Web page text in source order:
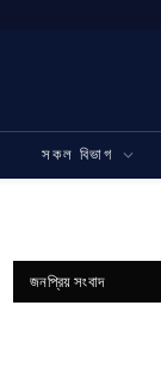
সকল বিভাগ
জনপ্রিয় সংবাদ